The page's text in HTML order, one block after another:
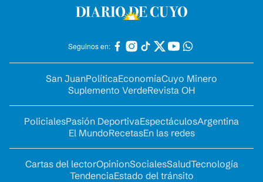
Seguinos en:
San JuanPolíticaEconomíaCuyo Minero
Suplemento VerdeRevista OH
PolicialesPasión DeportivaEspectáculosArgentina
El MundoRecetasEn las redes
Cartas del lectorOpinionSocialesSaludTecnología
TendenciaEstado del tránsito